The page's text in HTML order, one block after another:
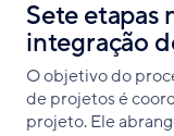
Sete etapas
integração
O objetivo do
de projetos é
projeto. Ele